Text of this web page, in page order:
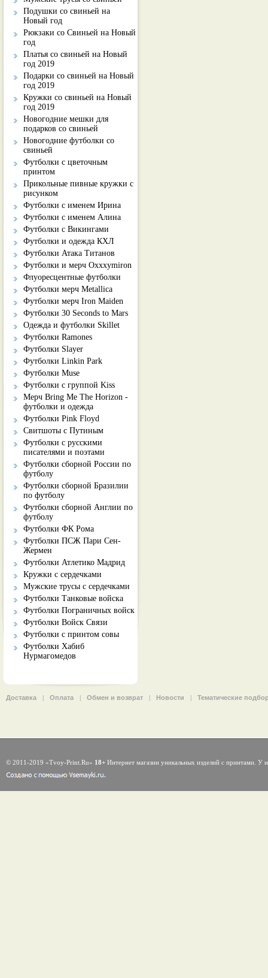
Подушки со свиньей на
Новый год
Рюкзаки со Свиньей на Новый
год
Платья со свиньей на Новый
год 2019
Подарки со свиньей на Новый
год 2019
Кружки со свиньей на Новый
год 2019
Новогодние мешки для
подарков со свиньей
Новогодние футболки со
свиньей
Футболки с цветочным
принтом
Прикольные пивные кружки с
рисунком
Футболки с именем Ирина
Футболки с именем Алина
Футболки с Викингами
Футболки и одежда КХЛ
Футболки Атака Титанов
Футболки и мерч Oxxxymiron
Флуоресцентные футболки
Футболки мерч Metallica
Футболки мерч Iron Maiden
Футболки 30 Seconds to Mars
Одежда и футболки Skillet
Футболки Ramones
Футболки Slayer
Футболки Linkin Park
Футболки Muse
Футболки с группой Kiss
Мерч Bring Me The Horizon -
футболки и одежда
Футболки Pink Floyd
Свитшоты с Путиным
Футболки с русскими
писателями и поэтами
Футболки сборной России по
футболу
Футболки сборной Бразилии
по футболу
Футболки сборной Англии по
футболу
Футболки ФК Рома
Футболки ПСЖ Пари Сен-
Жермен
Футболки Атлетико Мадрид
Кружки с сердечками
Мужские трусы с сердечками
Футболки Танковые войска
Футболки Пограничных войск
Футболки Войск Связи
Футболки с принтом совы
Футболки Хабиб
Нурмагомедов
Доставка | Оплата | Обмен и возврат | Новости | Тематические
© 2011-2019 «Tvoy-Print.Ru» 18+ Интернет магазин уникальных изделий с принтами. У